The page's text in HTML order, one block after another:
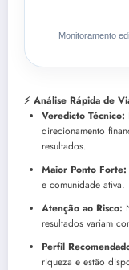
Monitoramento
⚡ Análise Rápida de
Veredicto Técnico:
direcionamento
resultados.
Maior Ponto Forte:
e comunidade ativa.
Atenção ao Risco:
resultados variam
Perfil
riqueza e estão